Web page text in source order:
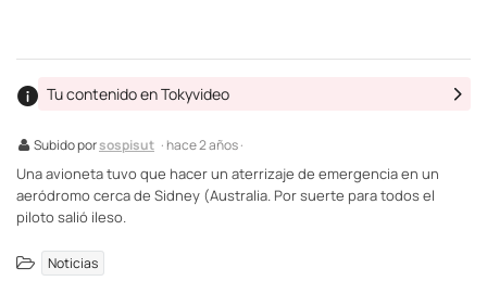
Subido porsospisut · hace 2 años ·
Tu contenido en Tokyvideo
Una avioneta tuvo que hacer un aterrizaje de emergencia en un
aeródromo cerca de Sidney (Australia. Por suerte para todos el
piloto salió ileso.
Noticias